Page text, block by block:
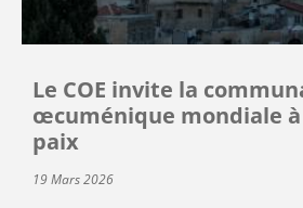
Le COE invite la
œcuménique mondiale
paix
19 Mars 2026